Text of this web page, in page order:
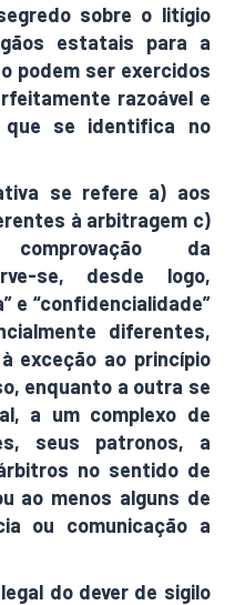
sobre o litígio
estatais para a
podem ser exercidos
razoável e
que se identifica no
se refere a) aos
à arbitragem c)
da
se, desde logo,
e “confidencialidade”
diferentes,
exceção ao princípio
enquanto a outra se
a um complexo de
seus patronos, a
no sentido de
ao menos alguns de
ou comunicação a
do dever de sigilo